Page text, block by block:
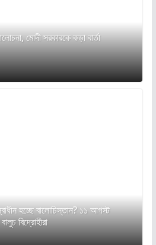
মোদী সরকারকে কড়া বার্তা
হচ্ছে বালোচিস্তান? ১১ আগস্ট
বিদ্রোহীরা